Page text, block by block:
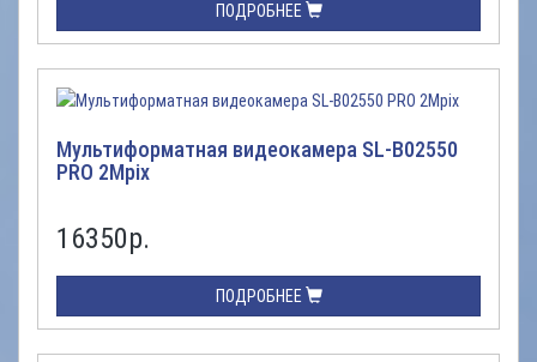
ПОДРОБНЕЕ
Мультиформатная видеокамера SL-B02550
PRO 2Mpix
16350р.
ПОДРОБНЕЕ